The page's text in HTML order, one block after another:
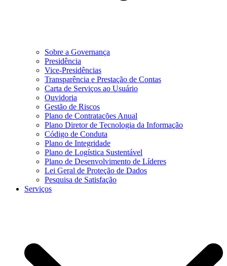
Sobre a Governança
Presidência
Vice-Presidências
Transparência e Prestação de Contas
Carta de Serviços ao Usuário
Ouvidoria
Gestão de Riscos
Plano de Contratações Anual
Plano Diretor de Tecnologia da Informação
Código de Conduta
Plano de Integridade
Plano de Logística Sustentável
Plano de Desenvolvimento de Líderes
Lei Geral de Proteção de Dados
Pesquisa de Satisfação
Serviços